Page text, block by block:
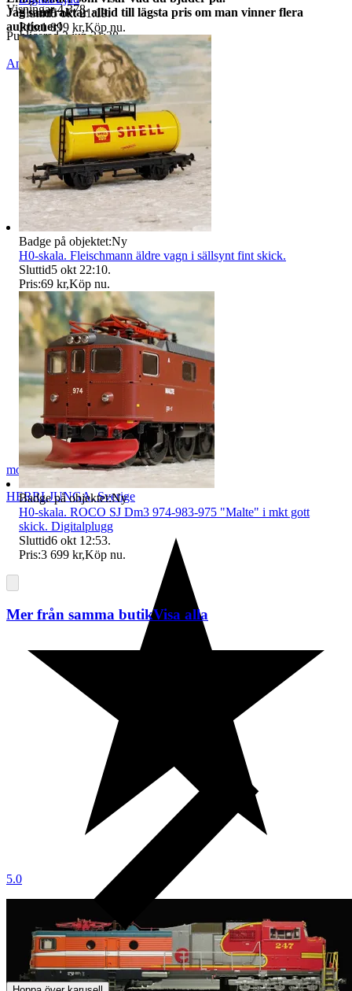
Jag samfraktar alltid till lägsta pris om man vinner flera
auktioner!
Visningar 4 378
Publicerad 2 jun 21:38
Anmäl Sälj liknande
modelltågcom
HERRLJUNGA,Sverige
5.0
Sluttid5 okt 21:19.
Pris:1 899 kr,Köp nu.
Badge på objektet:Ny
H0-skala. Fleischmann äldre vagn i sällsynt fint skick.
Sluttid5 okt 22:10.
Pris:69 kr,Köp nu.
Badge på objektet:Ny
H0-skala. ROCO SJ Dm3 974-983-975 "Malte" i mkt gott
skick. Digitalplugg
Sluttid6 okt 12:53.
Pris:3 699 kr,Köp nu.
Mer från samma butikVisa alla